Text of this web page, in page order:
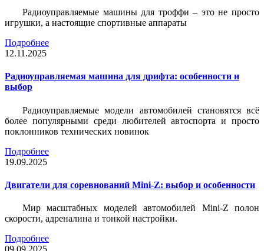
Радиоуправляемые машины для троффи – это не просто
игрушки, а настоящие спортивные аппараты
Подробнее
12.11.2025
Радиоуправляемая машина для дрифта: особенности и
выбор
Радиоуправляемые модели автомобилей становятся всё
более популярными среди любителей автоспорта и просто
поклонников технических новинок
Подробнее
19.09.2025
Двигатели для соревнований Mini-Z: выбор и особенности
Мир масштабных моделей автомобилей Mini-Z полон
скорости, адреналина и тонкой настройки.
Подробнее
09.09.2025